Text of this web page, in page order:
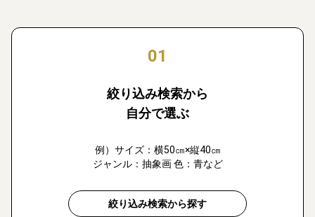
01
絞り込み検索から
自分で選ぶ
例）サイズ：横50㎝×縦40㎝
ジャンル：抽象画 色：青など
絞り込み検索から探す